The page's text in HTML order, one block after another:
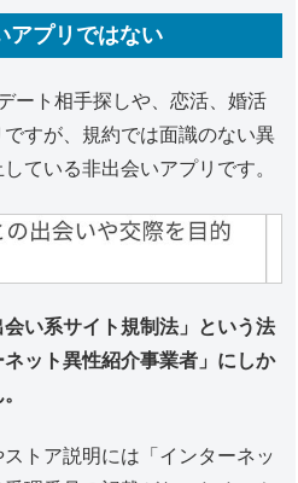
アプリではない
ート相手探しや、恋活、婚活
すが、規約では面識のない異
ている非出会いアプリです。
会い系サイト規制法」という法
ット異性紹介事業者」にしか
トア説明には「インターネッ